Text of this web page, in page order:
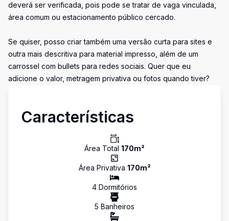
deverá ser verificada, pois pode se tratar de vaga vinculada,
área comum ou estacionamento público cercado.
Se quiser, posso criar também uma versão curta para sites e
outra mais descritiva para material impresso, além de um
carrossel com bullets para redes sociais. Quer que eu
adicione o valor, metragem privativa ou fotos quando tiver?
Características
Área Total 170m²
Área Privativa 170m²
4 Dormitórios
5 Banheiros